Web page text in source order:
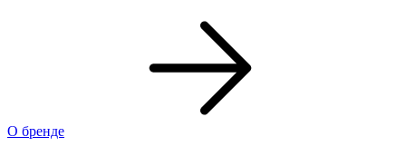
О бренде